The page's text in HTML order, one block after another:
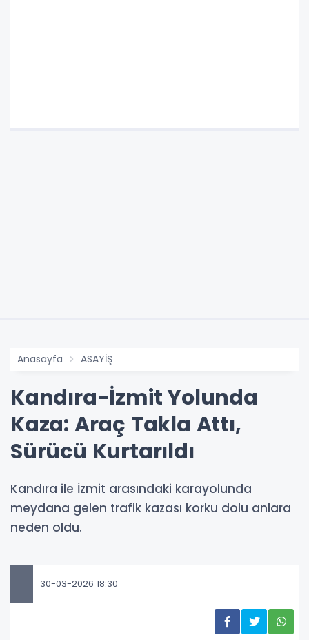
Anasayfa ASAYİŞ
Kandıra-İzmit Yolunda
Kaza: Araç Takla Attı,
Sürücü Kurtarıldı
Kandıra ile İzmit arasındaki karayolunda
meydana gelen trafik kazası korku dolu anlara
neden oldu.
30-03-2026 18:30